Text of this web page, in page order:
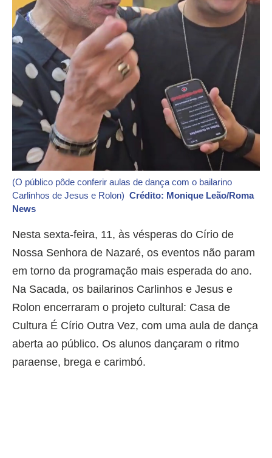
(O público pôde conferir aulas de dança com o bailarino
Carlinhos de Jesus e Rolon) Crédito: Monique Leão/Roma
News
Nesta sexta-feira, 11, às vésperas do Círio de
Nossa Senhora de Nazaré, os eventos não param
em torno da programação mais esperada do ano.
Na Sacada, os bailarinos Carlinhos e Jesus e
Rolon encerraram o projeto cultural: Casa de
Cultura É Círio Outra Vez, com uma aula de dança
aberta ao público. Os alunos dançaram o ritmo
paraense, brega e carimbó.